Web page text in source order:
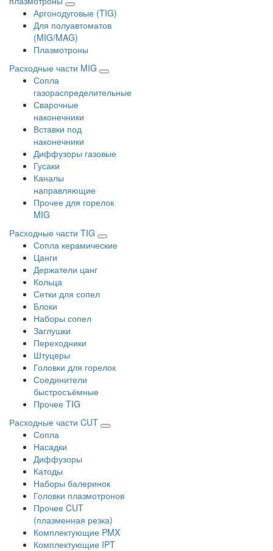
Аргонодуговые (TIG)
Для полуавтоматов
(MIG/MAG)
Плазмотроны
Расходные части MIG
Сопла
газораспределительные
Сварочные
наконечники
Вставки под
наконечники
Диффузоры газовые
Гусаки
Каналы
направляющие
Прочее для горелок
MIG
Расходные части TIG
Сопла керамические
Цанги
Держатели цанг
Кольца
Сетки для сопел
Блоки
Наборы сопел
Заглушки
Переходники
Штуцеры
Головки для горелок
Соединители
быстросъёмные
Прочее TIG
Расходные части CUT
Сопла
Насадки
Диффузоры
Катоды
Наборы балеринок
Головки плазмотронов
Прочее CUT
(плазменная резка)
Комплектующие PMX
Комплектующие IPT